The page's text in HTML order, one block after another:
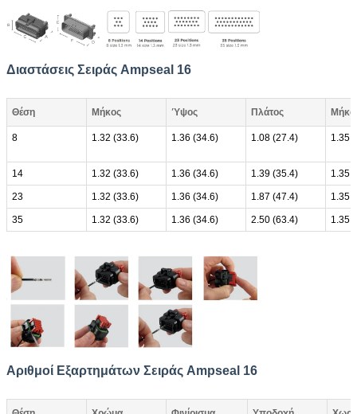
Διαστάσεις Σειράς Ampseal 16
Θέση Μήκος Ύψος Πλάτος
8 1.32 (33.6) 1.36 (34.6) 1.08 (27.4) 1.35
14 1.32 (33.6) 1.36 (34.6) 1.39 (35.4) 1.35
23 1.32 (33.6) 1.36 (34.6) 1.87 (47.4) 1.35
35 1.32 (33.6) 1.36 (34.6) 2.50 (63.4) 1.35
Αριθμοί Εξαρτημάτων Σειράς Ampseal 16